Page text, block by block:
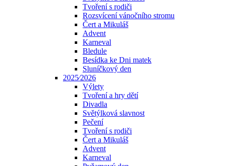
Tvoření s rodiči
Rozsvícení vánočního stromu
Čert a Mikuláš
Advent
Karneval
Bledule
Besídka ke Dni matek
Sluníčkový den
2025⁄2026
Výlety
Tvoření a hry dětí
Divadla
Světýlková slavnost
Pečení
Tvoření s rodiči
Čert a Mikuláš
Advent
Karneval